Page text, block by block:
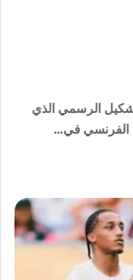
الرسمي الذي
الفرنسي في…